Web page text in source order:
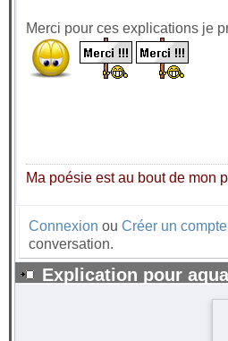
Merci pour ces explications je
Ma poésie est au bout de mon
Connexion ou Créer un compte
conversation.
Explication pour